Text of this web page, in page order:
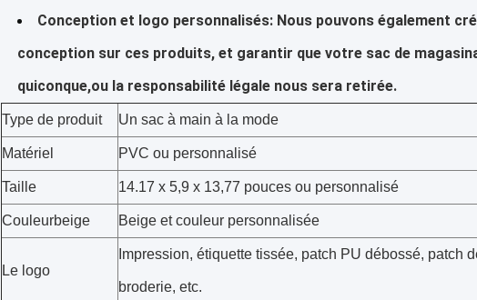
Conception et logo personnalisés: Nous pouvons également
conception sur ces produits, et garantir que votre sac de
quiconque,ou la responsabilité légale nous sera retirée.
Type de produit Un sac à main à la mode
Matériel PVC ou personnalisé
Taille 14.17 x 5,9 x 13,77 pouces ou personnalisé
Couleurbeige Beige et couleur personnalisée
Le logo
Impression, étiquette tissée, patch PU débossé, patch
broderie, etc.